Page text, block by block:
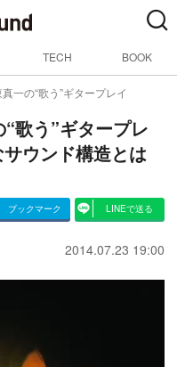
TECH BOOK
一の“歌う”ギタープレイ
歌う”ギタープレ
ウンド構造とは
ブックマーク LINEで送る
2014.07.23 19:00